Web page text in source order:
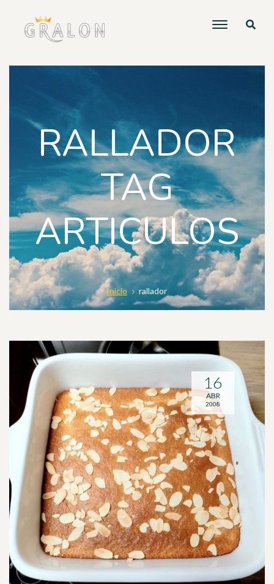
RALLADOR
TAG
ARTICULOS
Inicio rallador
16
ABR
2008